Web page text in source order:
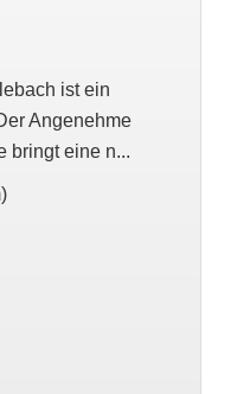
ist ein
Angenehme
bringt eine n...